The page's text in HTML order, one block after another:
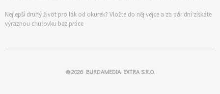
Nejlepší druhý život pro lák od okurek? Vložte do něj vejce a za pár dní získáte
výraznou chuťovku bez práce
© 2026 BURDAMEDIA EXTRA S.R.O.